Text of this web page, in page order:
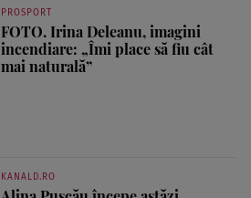
PROSPORT
FOTO. Irina Deleanu, imagini
incendiare: „Îmi place să fiu cât
mai naturală”
KANALD.RO